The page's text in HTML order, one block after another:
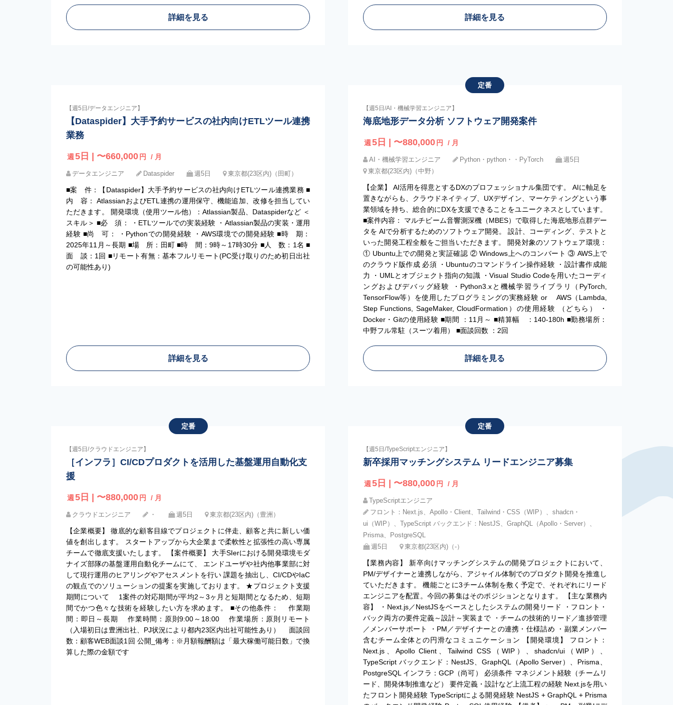
詳細を見る 詳細を見る
【週5日/データエンジニア】
【Dataspider】大手予約サービスの社内向けETLツール連携
業務
週 5日 | 〜660,000 円 / 月
データエンジニア Dataspider 週5日 東京都(23区内)（田町）
■案 件：【Dataspider】大手予約サービスの社内向けETLツール連携業務 ■
内 容： AtlassianおよびETL連携の運用保守、機能追加、改修を担当してい
ただきます。 開発環境（使用ツール他）：Atlassian製品、Dataspiderなど ＜
スキル＞ ■必 須： ・ETLツールでの実装経験 ・Atlassian製品の実装・運用
経験 ■尚 可： ・Pythonでの開発経験 ・AWS環境での開発経験 ■時 期：
2025年11月～長期 ■場 所：田町 ■時 間：9時～17時30分 ■人 数：1名 ■
面 談：1回 ■リモート有無：基本フルリモート(PC受け取りのため初日出社
の可能性あり)
詳細を見る
定番
【週5日/AI・機械学習エンジニア】
海底地形データ分析 ソフトウェア開発案件
週 5日 | 〜880,000 円 / 月
AI・機械学習エンジニア Python・python・・PyTorch
週5日
東京都(23区内)（中野）
【企業】 AI活用を得意とするDXのプロフェッショナル集団です。 AIに軸足を
置きながらも、クラウドネイティブ、UXデザイン、マーケティングという事
業領域を持ち、総合的にDXを支援できることをユニークネスとしています。
■案件内容： マルチビーム音響測深機（MBES）で取得した海底地形点群デー
タを AIで分析するためのソフトウェア開発。 設計、コーディング、テストと
いった開発工程全般をご担当いただきます。 開発対象のソフトウェア環境：
① Ubuntu上での開発と実証確認 ② Windows上へのコンバート ③ AWS上で
のクラウド版作成 必須 ・Ubuntuのコマンドライン操作経験 ・設計書作成能
力 ・UMLとオブジェクト指向の知識 ・Visual Studio Codeを用いたコーディ
ングおよびデバッグ経験 ・Python3.xと機械学習ライブラリ（PyTorch,
TensorFlow等）を使用したプログラミングの実務経験 or AWS（Lambda,
Step Functions, SageMaker, CloudFormation）の使用経験 （どちら） ・
Docker・Gitの使用経験 ■期間 ：11月～ ■精算幅 ：140-180h ■勤務場所：
中野フル常駐（スーツ着用） ■面談回数 ：2回
詳細を見る
定番
【週5日/クラウドエンジニア】
［インフラ］CI/CDプロダクトを活用した基盤運用自動化支
援
週 5日 | 〜880,000 円 / 月
クラウドエンジニア ・ 週5日 東京都(23区内)（豊洲）
【企業概要】 徹底的な顧客目線でプロジェクトに伴走、顧客と共に新しい価
値を創出します。 スタートアップから大企業まで柔軟性と拡張性の高い専属
チームで徹底支援いたします。 【案件概要】 大手SIerにおける開発環境モダ
ナイズ部隊の基盤運用自動化チームにて、 エンドユーザや社内他事業部に対
して現行運用のヒアリングやアセスメントを行い 課題を抽出し、CI/CDやIaC
の観点でのソリューションの提案を実施しております。 ★プロジェクト支援
期間について 1案件の対応期間が平均2～3ヶ月と短期間となるため、短期
間でかつ色々な技術を経験したい方を求めます。 ■その他条件： 作業期
間：即日～長期 作業時間：原則9:00～18:00 作業場所：原則リモート
（入場初日は豊洲出社、PJ状況により都内23区内出社可能性あり） 面談回
数：顧客WEB面談1回 公開_備考：※月額報酬額は「最大稼働可能日数」で換
算した際の金額です
定番
【週5日/TypeScriptエンジニア】
新卒採用マッチングシステム リードエンジニア募集
週 5日 | 〜880,000 円 / 月
TypeScriptエンジニア
フロント：Next.js、Apollo・Client、Tailwind・CSS（WIP）、shadcn・
ui（WIP）、TypeScript バックエンド：NestJS、GraphQL（Apollo・Server）、
Prisma、PostgreSQL
週5日
東京都(23区内)（‐）
【業務内容】 新卒向けマッチングシステムの開発プロジェクトにおいて、
PM/デザイナーと連携しながら、アジャイル体制でのプロダクト開発を推進し
ていただきます。 機能ごとに3チーム体制を敷く予定で、それぞれにリード
エンジニアを配置。今回の募集はそのポジションとなります。 【主な業務内
容】 ・Next.js／NestJSをベースとしたシステムの開発リード ・フロント・
バック両方の要件定義～設計～実装まで ・チームの技術的リード／進捗管理
／メンバーサポート ・PM／デザイナーとの連携・仕様詰め ・副業メンバー
含むチーム全体との円滑なコミュニケーション 【開発環境】 フロント：
Next.js、Apollo Client、Tailwind CSS（WIP）、shadcn/ui（WIP）、
TypeScript バックエンド：NestJS、GraphQL（Apollo Server）、Prisma、
PostgreSQL インフラ：GCP（尚可） 必須条件 マネジメント経験（チームリ
ード、開発体制推進など） 要件定義・設計など上流工程の経験 Next.jsを用い
たフロント開発経験 TypeScriptによる開発経験 NestJS + GraphQL + Prisma